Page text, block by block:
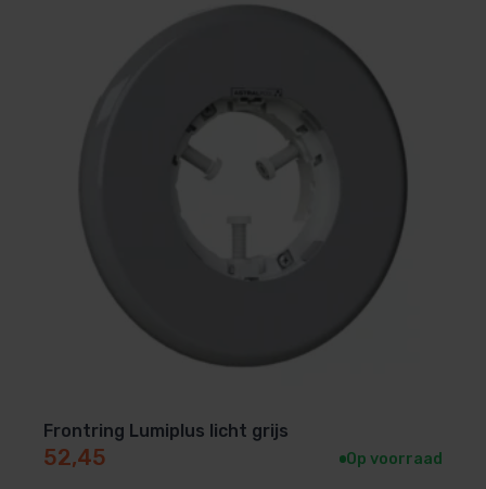
Frontring Lumiplus licht grijs
52,45 Op voorraad